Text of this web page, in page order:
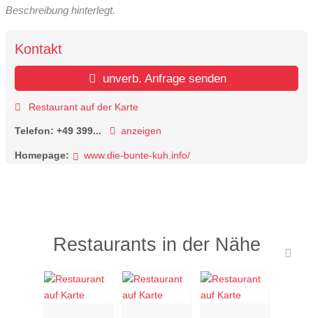
Beschreibung hinterlegt.
Kontakt
unverb. Anfrage senden
Restaurant auf der Karte
Telefon: +49 399... anzeigen
Homepage: www.die-bunte-kuh.info/
Restaurants in der Nähe